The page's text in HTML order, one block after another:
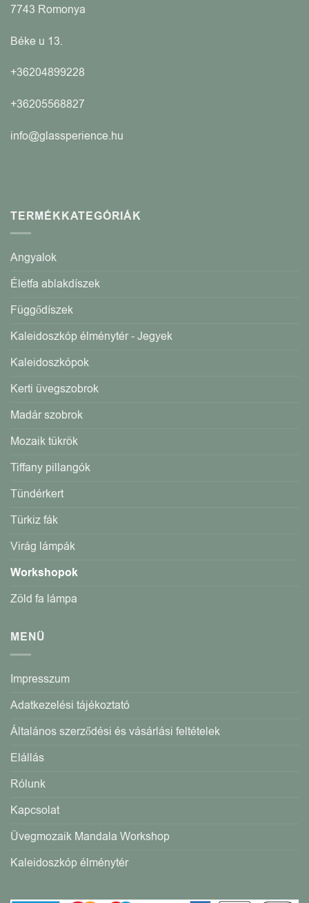
7743 Romonya
Béke u 13.
+36204899228
+36205568827
info@glassperience.hu
TERMÉKKATEGÓRIÁK
Angyalok
Életfa ablakdíszek
Függődíszek
Kaleidoszkóp élménytér - Jegyek
Kaleidoszkópok
Kerti üvegszobrok
Madár szobrok
Mozaik tükrök
Tiffany pillangók
Tündérkert
Türkiz fák
Virág lámpák
Workshopok
Zöld fa lámpa
MENÜ
Impresszum
Adatkezelési tájékoztató
Általános szerződési és vásárlási feltételek
Elállás
Rólunk
Kapcsolat
Üvegmozaik Mandala Workshop
Kaleidoszkóp élménytér